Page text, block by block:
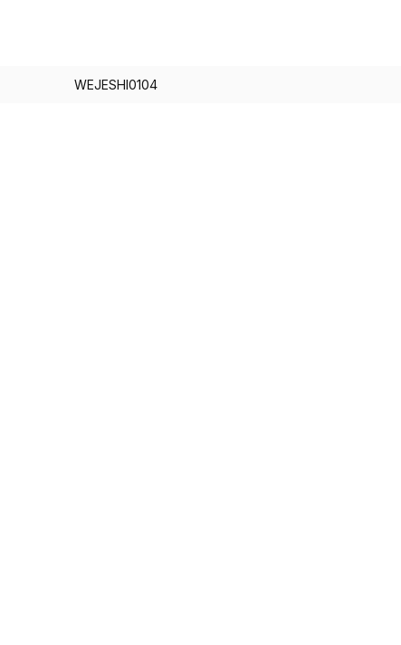
WEJESHI0104